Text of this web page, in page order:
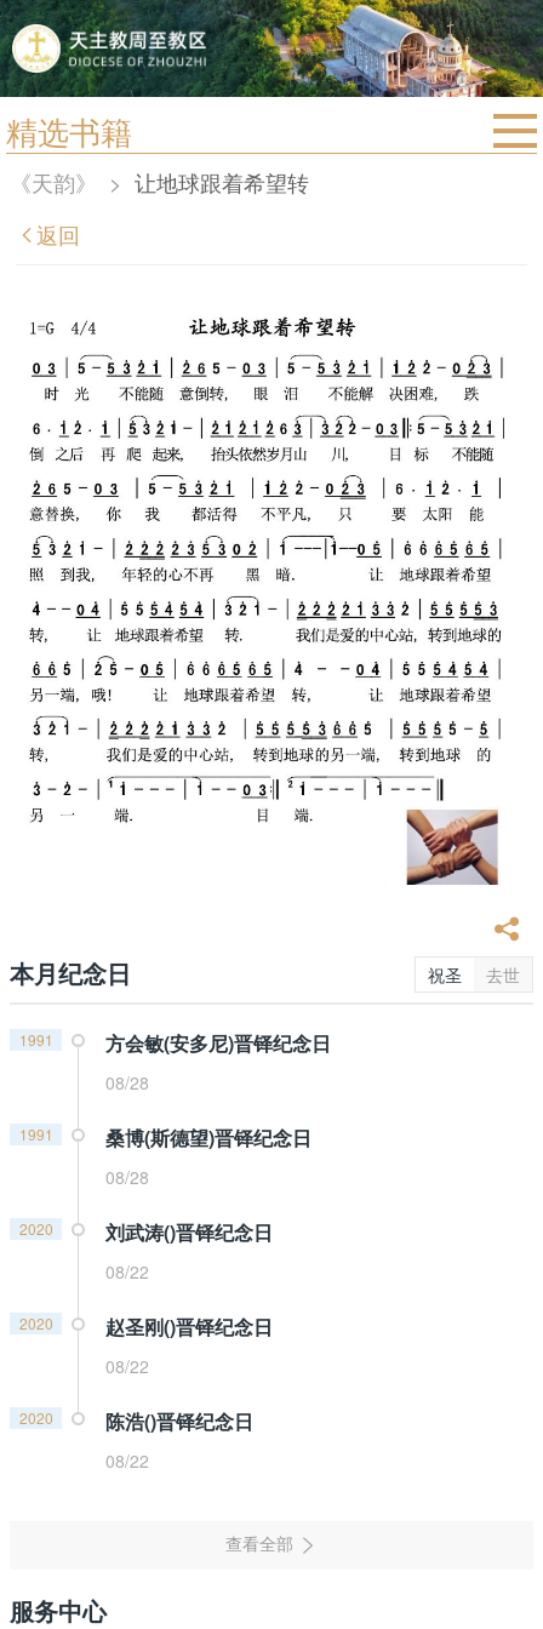
精选书籍
首页
宗教法规
信仰文萃
教会圣月
《天韵》 > 让地球跟着希望转
返回
本月纪念日 祝圣 去世
1991 方会敏(安多尼)晋铎纪念日
08/28
1991 桑博(斯德望)晋铎纪念日
08/28
2020 刘武涛()晋铎纪念日
08/22
2020 赵圣刚()晋铎纪念日
08/22
2020 陈浩()晋铎纪念日
08/22
服务中心